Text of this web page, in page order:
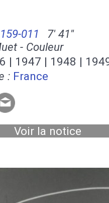
011
7' 41''
- Couleur
| 1947 | 1948 |
: France
Voir la notice